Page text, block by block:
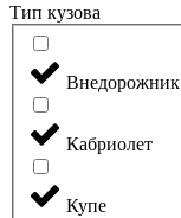
Тип кузова
Внедорожник
Кабриолет
Купе